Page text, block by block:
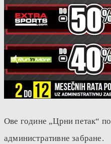
Ове године „Црни петак“
административне забране.